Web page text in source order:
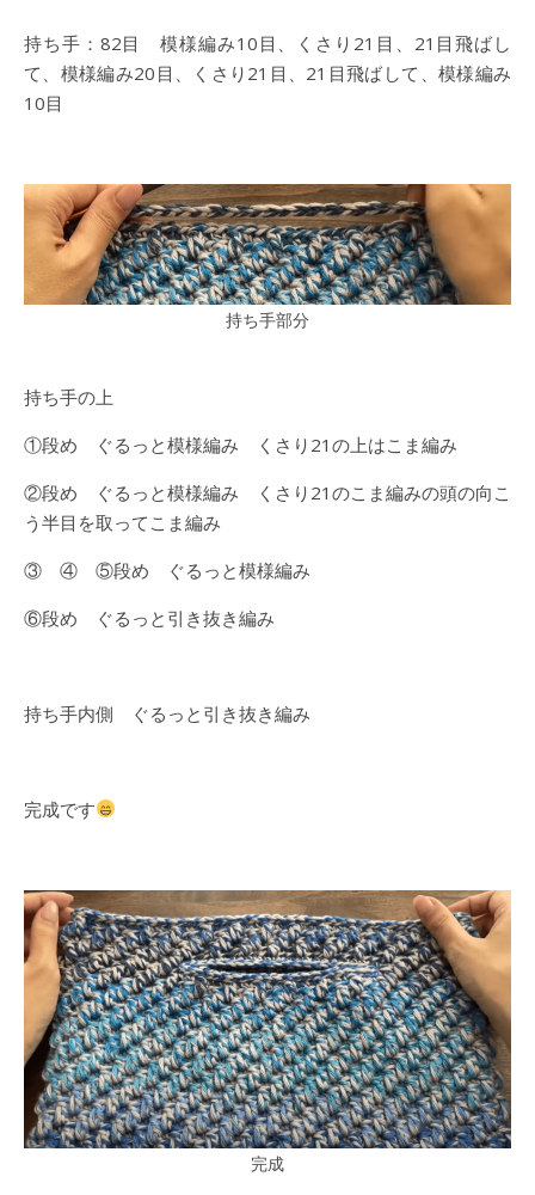
持ち手：82目 模様編み10目、くさり21目、21目飛ばし
て、模様編み20目、くさり21目、21目飛ばして、模様編み
10目
持ち手部分
持ち手の上
①段め ぐるっと模様編み くさり21の上はこま編み
②段め ぐるっと模様編み くさり21のこま編みの頭の向こ
う半目を取ってこま編み
③ ④ ⑤段め ぐるっと模様編み
⑥段め ぐるっと引き抜き編み
持ち手内側 ぐるっと引き抜き編み
完成です
完成